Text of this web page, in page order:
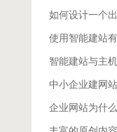
如何设计一个
使用智能建站
智能建站与主
中小企业建网
企业网站为什